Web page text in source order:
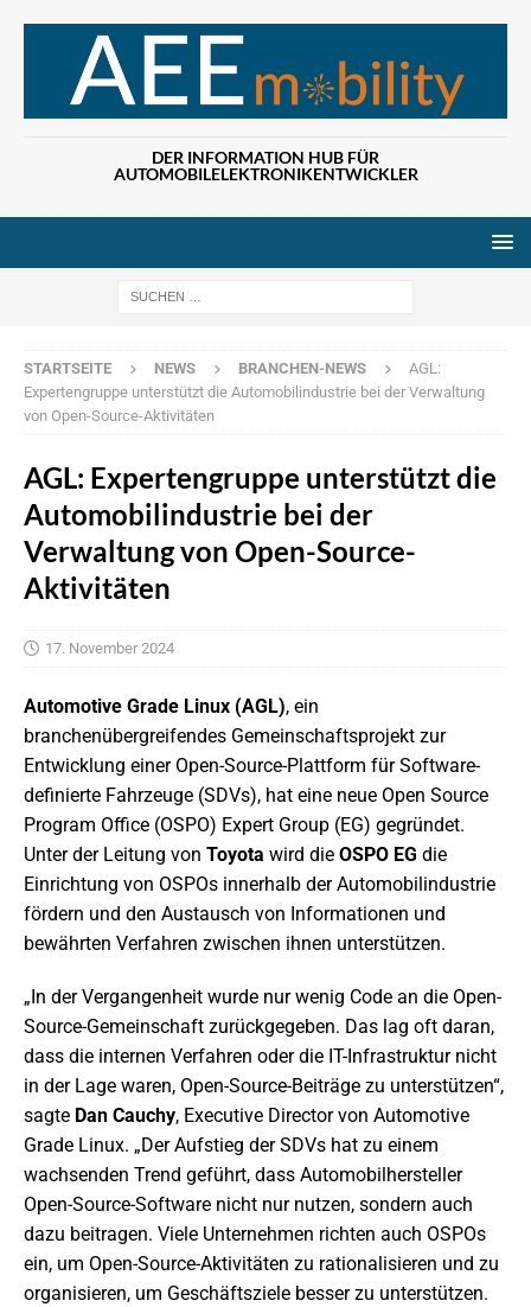
DER INFORMATION HUB FÜR
AUTOMOBILELEKTRONIKENTWICKLER
STARTSEITE NEWS BRANCHEN-NEWS
AGL:
Expertengruppe unterstützt die Automobilindustrie bei der Verwaltung
von Open-Source-Aktivitäten
AGL: Expertengruppe unterstützt die
Automobilindustrie bei der
Verwaltung von Open-Source-
Aktivitäten
17. November 2024
Automotive Grade Linux (AGL), ein
branchenübergreifendes Gemeinschaftsprojekt zur
Entwicklung einer Open-Source-Plattform für Software-
definierte Fahrzeuge (SDVs), hat eine neue Open Source
Program Office (OSPO) Expert Group (EG) gegründet.
Unter der Leitung von Toyota wird die OSPO EG die
Einrichtung von OSPOs innerhalb der Automobilindustrie
fördern und den Austausch von Informationen und
bewährten Verfahren zwischen ihnen unterstützen.
„In der Vergangenheit wurde nur wenig Code an die Open-
Source-Gemeinschaft zurückgegeben. Das lag oft daran,
dass die internen Verfahren oder die IT-Infrastruktur nicht
in der Lage waren, Open-Source-Beiträge zu unterstützen“,
sagte Dan Cauchy, Executive Director von Automotive
Grade Linux. „Der Aufstieg der SDVs hat zu einem
wachsenden Trend geführt, dass Automobilhersteller
Open-Source-Software nicht nur nutzen, sondern auch
dazu beitragen. Viele Unternehmen richten auch OSPOs
ein, um Open-Source-Aktivitäten zu rationalisieren und zu
organisieren, um Geschäftsziele besser zu unterstützen.